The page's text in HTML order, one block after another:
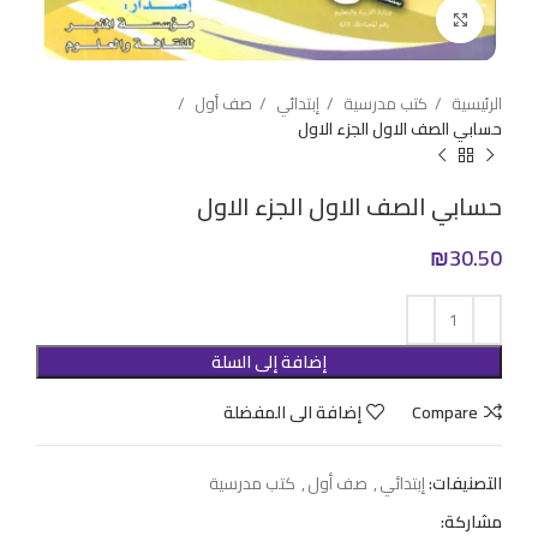
Click to enlarge
الرئيسية كتب مدرسية إبتدائي
صف أول
حسابي الصف الاول الجزء الاول
حسابي الصف الاول الجزء الاول
₪30.50
إضافة إلى السلة
Compare
إضافة الى المفضلة
التصنيفات:إبتدائي, صف أول, كتب مدرسية
مشاركة: